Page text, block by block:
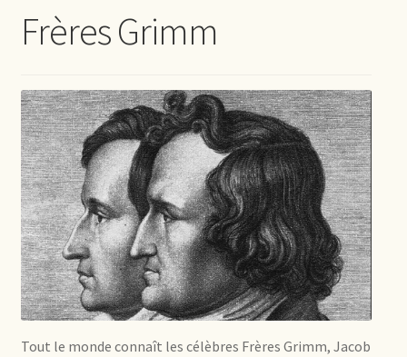
Actualités
Contact
Mon compte
Frères Grimm
Tout le monde connaît les célèbres Frères Grimm, Jacob